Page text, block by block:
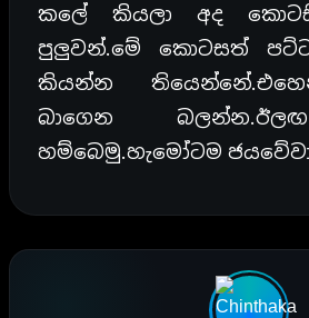
කලේ කියලා අද
පුලුවන්.මේ කොටසත්
කියන්න
බාගෙන
හම්බෙමු.හැමෝටම